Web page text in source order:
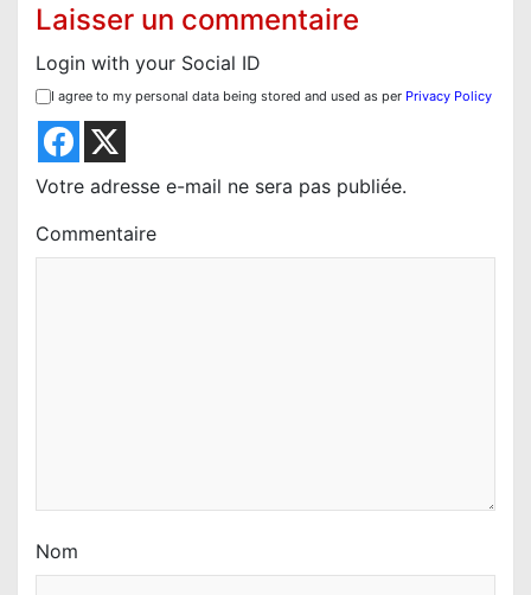
d
Laisser un commentaire
Login with your Social ID
I agree to my personal data being stored and used as per Privacy Policy
Votre adresse e-mail ne sera pas publiée.
Commentaire
Nom